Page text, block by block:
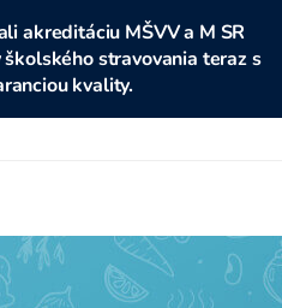
akreditáciu MŠVV a M SR
stravovania teraz s
kvality.